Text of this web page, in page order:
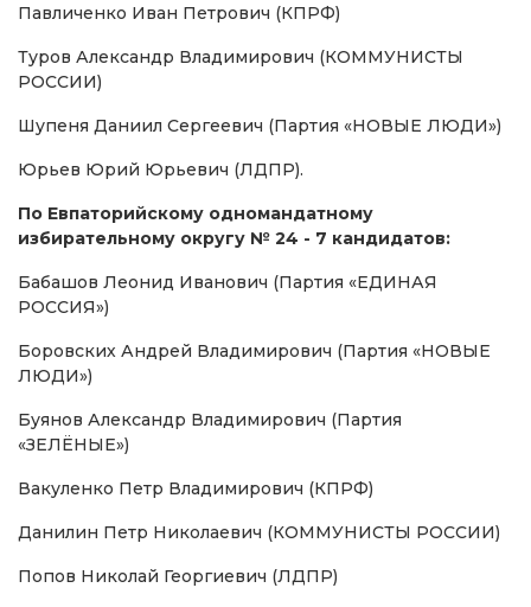
Павличенко Иван Петрович (КПРФ)
Туров Александр Владимирович (КОММУНИСТЫ
РОССИИ)
Шупеня Даниил Сергеевич (Партия «НОВЫЕ ЛЮДИ»)
Юрьев Юрий Юрьевич (ЛДПР).
По Евпаторийскому одномандатному
избирательному округу № 24 - 7 кандидатов:
Бабашов Леонид Иванович (Партия «ЕДИНАЯ
РОССИЯ»)
Боровских Андрей Владимирович (Партия «НОВЫЕ
ЛЮДИ»)
Буянов Александр Владимирович (Партия
«ЗЕЛЁНЫЕ»)
Вакуленко Петр Владимирович (КПРФ)
Данилин Петр Николаевич (КОММУНИСТЫ РОССИИ)
Попов Николай Георгиевич (ЛДПР)